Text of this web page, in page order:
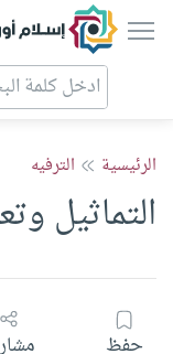
إسلام
الرئيسية الترفيه
التماثيل
حفظ